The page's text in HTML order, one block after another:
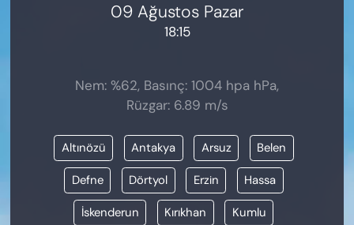
09 Ağustos Pazar
18:15
Nem: %62, Basınç: 1004 hpa hPa,
Rüzgar: 6.89 m/s
Altınözü Antakya Arsuz Belen
Defne Dörtyol Erzin Hassa
İskenderun Kırıkhan Kumlu
ÖZEL HABER
SİYASET
VAN VE DİYARBAKIR HABERLERİ